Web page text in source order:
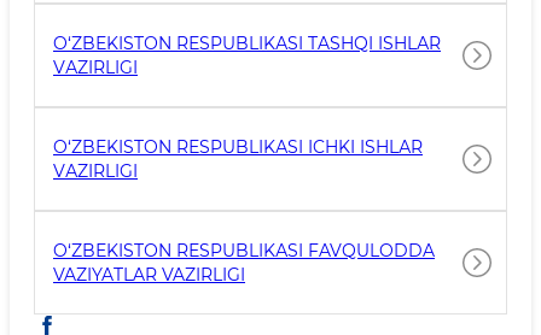
O‘ZBЕKISTОN RЕSPUBLIKАSI TASHQI ISHLАR
VАZIRLIGI
O‘ZBЕKISTON RЕSPUBLIKАSI ICHKI ISHLАR
VАZIRLIGI
O‘ZBЕKISTОN RЕSPUBLIKАSI FAVQULODDA
VAZIYATLAR VAZIRLIGI